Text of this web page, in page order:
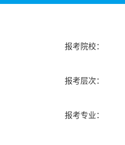
报考院校：
报考层次：
报考专业：